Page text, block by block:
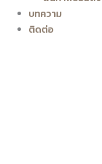
บทความ
ติดต่อ